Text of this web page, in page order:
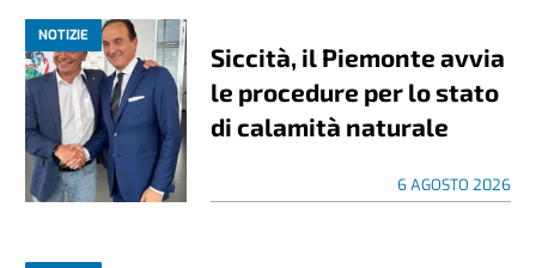
NOTIZIE
Siccità, il Piemonte avvia
le procedure per lo stato
di calamità naturale
6 AGOSTO 2026